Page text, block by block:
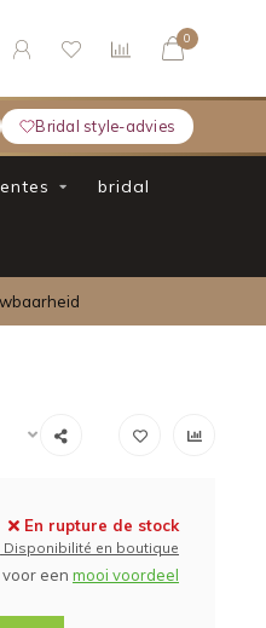
Bridal style-advies
0
bridal
En rupture de stock
Disponibilité en boutique
een mooi voordeel